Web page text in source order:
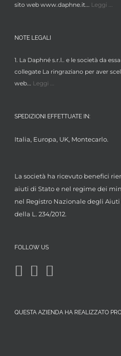
sito web www.daphne.it... Leggi ...
NOTE LEGALI
1. La Daphné s.r.l.. e le società da
collegate La ringraziano per aver
web... Leggi ...
SPEDIZIONI EFFETTUATE IN:
Italia, Europa, UK, Montecarlo.
La società ha ricevuto benefici
aiuti di Stato e nel regime dei
nel Registro Nazionale degli Aiuti
della L. 234/2012.
FOLLOW US
QUESTA AZIENDA HA REALIZZATO